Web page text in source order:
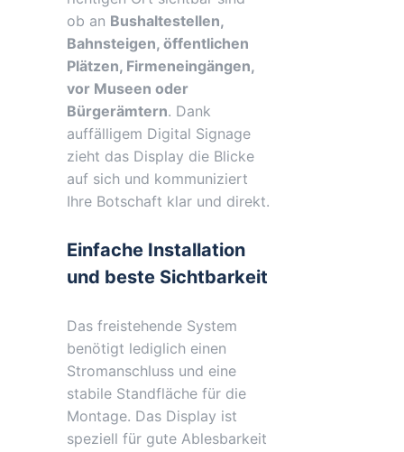
Mengeob an Bushaltestellen,
Bahnsteigen, öffentlichen
Plätzen, Firmeneingängen,
vor Museen oder
Bürgerämtern. Dank
auffälligem Digital Signage
zieht das Display die Blicke
auf sich und kommuniziert
Ihre Botschaft klar und direkt.
Einfache Installation
und beste Sichtbarkeit
Das freistehende System
benötigt lediglich einen
Stromanschluss und eine
stabile Standfläche für die
Montage. Das Display ist
speziell für gute Ablesbarkeit